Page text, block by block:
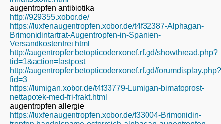
augentropfen antibiotika
http://929355.xobor.de/
https://luxfenaugentropfen.xobor.de/t4f32387-Alphagan-
Brimonidintartrat-Augentropfen-in-Spanien-
Versandkostenfrei.html
http://augentropfenbetopticoderxonef.rf.gd/showthread.php?
tid=1&action=lastpost
http://augentropfenbetopticoderxonef.rf.gd/forumdisplay.php?
fid=3
https://lumigan.xobor.de/t4f33779-Lumigan-bimatoprost-
nettapotek-med-fri-frakt.html
augentropfen allergie
https://luxfenaugentropfen.xobor.de/f33004-Brimonidin-